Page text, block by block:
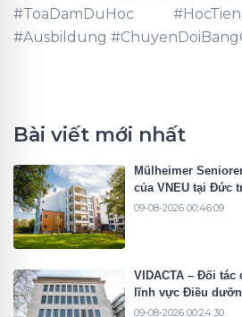
#ToaDamDuHoc
#Ausbildung
Bài viết mới nhất
Mülheimer
của VNEU tại Đức
09-08-2026 00:46:09
VIDACTA – Đối tác
lĩnh vực Điều
09-08-2026 00:24:30